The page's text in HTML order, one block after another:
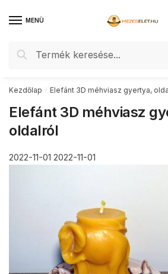
MENÜ
Keresés
Keresés
Kezdőlap / Elefánt 3D méhviasz gyertya,
Elefánt 3D méhviasz
oldalról
2022-11-01 2022-11-01